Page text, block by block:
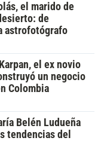
el marido de
de
astrofotógrafo
el ex novio
un negocio
Colombia
Belén Ludueña
tendencias del